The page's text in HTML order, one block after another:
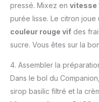
pressé. Mixez en vitesse
purée lisse. Le citron joue
couleur rouge vif des
sucre. Vous êtes sur la
4. Assembler la
Dans le bol du
sirop basilic filtré et la